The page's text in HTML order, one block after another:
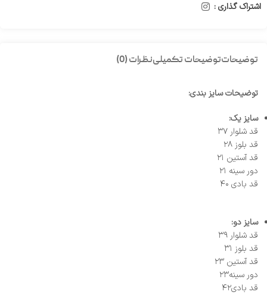
اشتراک گذاری :
توضیحاتتوضیحات تکمیلینظرات (0)
توضیحات سایز بندی:
سایز یک:
قد شلوار ۳۷
قد بلوز ۲۸
قد آستین ۲۱
دور سینه ۲۱
قد بادی ۴۰
سایز دو:
قد شلوار ۳۹
قد بلوز ۳۱
قد آستین ۲۳
دور سینه۲۳
قد بادی۴۲